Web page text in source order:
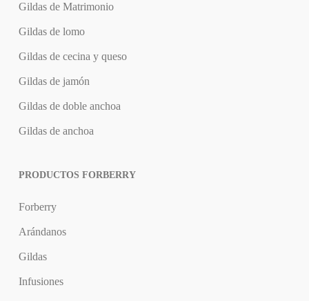
Gildas de Matrimonio
Gildas de lomo
Gildas de cecina y queso
Gildas de jamón
Gildas de doble anchoa
Gildas de anchoa
PRODUCTOS FORBERRY
Forberry
Arándanos
Gildas
Infusiones